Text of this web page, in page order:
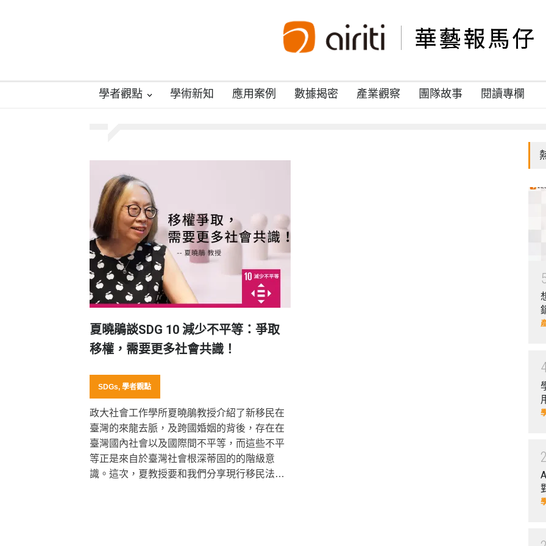
學者觀點 學術新知 應用案例 數據揭密 產業觀察 團隊故事 閱讀專欄
夏曉鵑談SDG 10 減少不平等：爭取
移權，需要更多社會共識！
SDGs, 學者觀點
政大社會工作學所夏曉鵑教授介紹了新移民在
臺灣的來龍去脈，及跨國婚姻的背後，存在在
臺灣國內社會以及國際間不平等，而這些不平
等正是來自於臺灣社會根深蒂固的的階級意
識。這次，夏教授要和我們分享現行移民法規